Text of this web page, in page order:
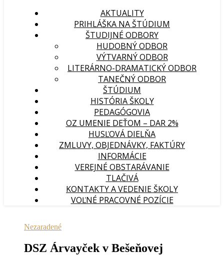
AKTUALITY
PRIHLÁŠKA NA ŠTÚDIUM
ŠTUDIJNÉ ODBORY
HUDOBNÝ ODBOR
VÝTVARNÝ ODBOR
LITERÁRNO-DRAMATICKÝ ODBOR
TANEČNÝ ODBOR
ŠTÚDIUM
HISTÓRIA ŠKOLY
PEDAGÓGOVIA
OZ UMENIE DEŤOM – DAR 2%
HUSĽOVÁ DIELŇA
ZMLUVY, OBJEDNÁVKY, FAKTÚRY
INFORMÁCIE
VEREJNÉ OBSTARÁVANIE
TLAČIVÁ
KONTAKTY A VEDENIE ŠKOLY
VOĽNÉ PRACOVNÉ POZÍCIE
Nezaradené
DSZ Árvayček v Bešeňovej